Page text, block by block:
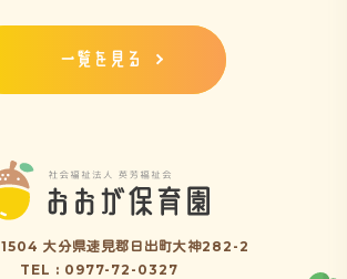
一覧を見る
大分県速見郡日出町大神282-2
TEL : 0977-72-0327